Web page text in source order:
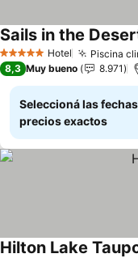
5 Estrellas Hotel Piscina
Sails in the
8,3 Muy bueno 8.971
Seleccioná las
precios exactos
Hilton Lake